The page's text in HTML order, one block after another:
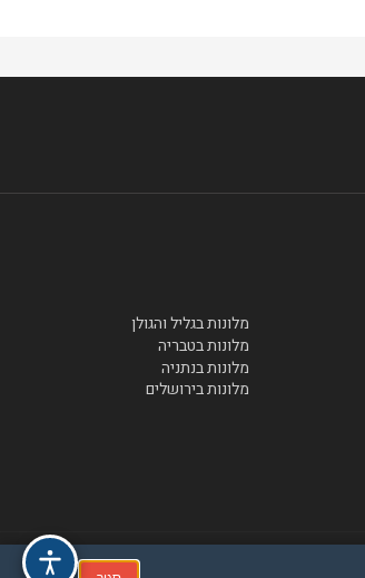
מלונות בגליל והגולן
מלונות בטבריה
מלונות בנתניה
מלונות בירושלים